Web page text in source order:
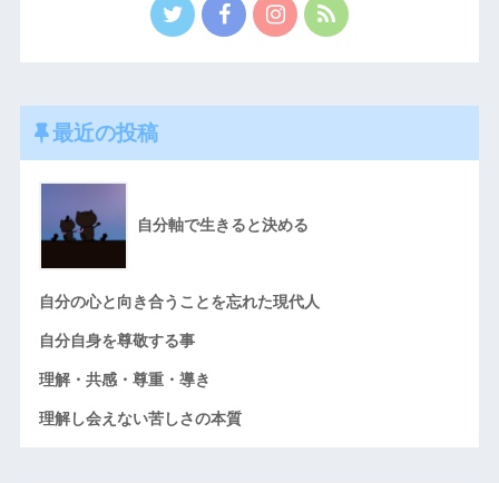
最近の投稿
自分軸で生きると決める
自分の心と向き合うことを忘れた現代人
自分自身を尊敬する事
理解・共感・尊重・導き
理解し会えない苦しさの本質